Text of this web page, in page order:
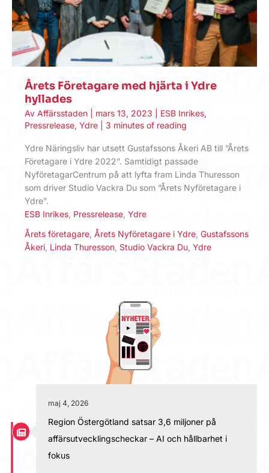
Årets Företagare med hjärta i Ydre
hyllades
Av Affärsstaden mars 13, 2023 ESB Inrikes,
Pressrelease, Ydre 3 minutes of reading
Ydre Näringsliv har utsett Gustafssons Åkeri AB till ”Årets
Företagare i Ydre 2022”. Samtidigt passade
NyföretagarCentrum på att lyfta fram Linda Thuresson
som driver Studio Vackra Du som ”Årets Nyföretagare i
Ydre”.
ESB Inrikes Pressrelease Ydre
Årets företagare Årets Nyföretagare i Ydre Gustafssons
Åkeri Linda Thuresson Studio Vackra Du Ydre
maj 4, 2026
Region Östergötland satsar 3,6 miljoner på
affärsutvecklingscheckar – AI och hållbarhet i
fokus